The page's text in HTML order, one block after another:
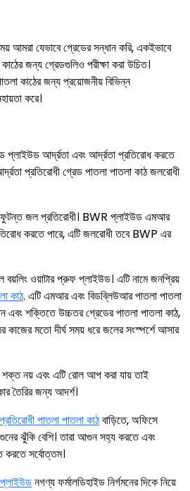
আমরা যেভাবে গ্রেডের সন্ধান করি, একইভাবে
জন্য গ্রেডগুলিও পরীক্ষা করা উচিত।
কাঠের জন্য প্রয়োজনীয় বিভিন্ন
করে।
আর্দ্রতা এবং আর্দ্রতা প্রতিরোধ করতে
প্রতিরোধী গ্রেড পাতলা পাতলা কাঠ জলরোধী
জল প্রতিরোধী। BWR প্লাইউড এমআর
করতে পারে, এটি জলরোধী তবে BWP এর
ওয়াটার প্রুফ প্লাইউড। এটি নামে জনপ্রিয়
কাঠ. এটি এমআর এবং বিডব্লিউআর পাতলা পাতলা
এবং শক্তিতে উচ্চতর গ্রেডের পাতলা পাতলা কাঠ,
কাজের মতো দীর্ঘ সময় ধরে জলের সংস্পর্শে আসার
শক্ত নয় এবং এটি রোল আপ করা যায় তাই
তৈরির জন্য আদর্শ।
পাতলা পাতলা কাঠবাড়িতে, অফিসে
ঝুঁকি বেশি। তারা আগুন সহ্য করতে এবং
করতে সর্বোত্তম।
নগণ্য ফর্মালডিহাইড নির্গমনের দিকে নিয়ে